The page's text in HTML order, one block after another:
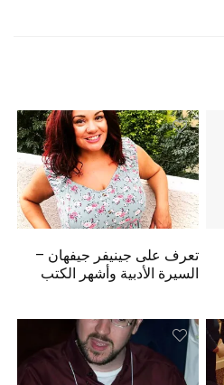
تعرف على جينيفر جيفهان –
السيرة الأدبية وأشهر الكتب